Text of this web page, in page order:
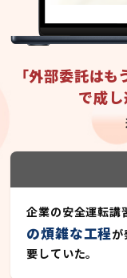
「外部委託は
で成
企業の安全運転講
の煩雑な工程が
要していた。